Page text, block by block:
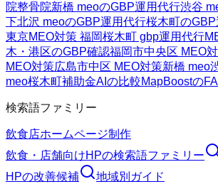
院整骨院新橋 meoのGBP運用代行渋谷
下北沢 meoのGBP運用代行桜木町の
東京MEO対策 福岡桜木町 gbp運用代行
木・港区のGBP確認福岡市中央区 MEO
MEO対策広島市中区 MEO対策新橋 meo
meo桜木町補助金AIの比較MapBoostの
検索語ファミリー
飲食店ホームページ制作
飲食・店舗向けHPの検索語ファミリー
HPの改善候補
地域別ガイド